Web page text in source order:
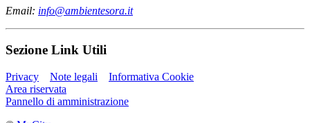
Email: info@ambientesora.it
Sezione Link Utili
Privacy Note legali
Informativa Cookie
Area riservata
Pannello di amministrazione